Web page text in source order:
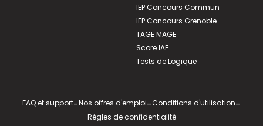
IEP Concours Commun
IEP Concours Grenoble
TAGE MAGE
Score IAE
Tests de Logique
FAQ et support-Nos offres d'emploi-Conditions d'utilisation-
Règles de confidentialité